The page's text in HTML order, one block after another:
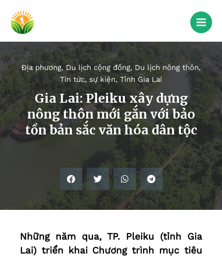
Địa phương,Du lịch cộng đồng,Du lịch nông thôn,
Tin tức, sự kiện,Tỉnh Gia Lai
Gia Lai: Pleiku xây dựng
nông thôn mới gắn với bảo
tồn bản sắc văn hóa dân tộc
Những năm qua, TP. Pleiku (tỉnh Gia
Lai) triển khai Chương trình mục tiêu